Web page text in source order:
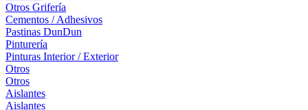
Otros Grifería
Cementos / Adhesivos
Pastinas DunDun
Pinturería
Pinturas Interior / Exterior
Otros
Otros
Aislantes
Aislantes